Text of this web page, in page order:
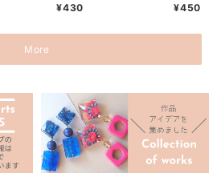
¥430 ¥450
More